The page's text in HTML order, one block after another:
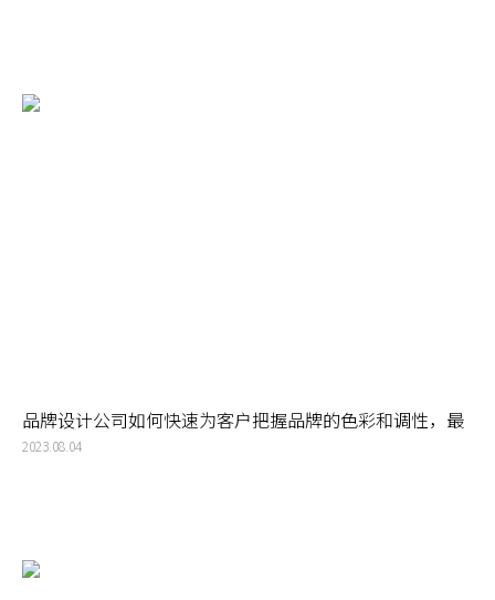
品牌设计公司如何快速为客户把握品牌的色彩和调性，最
大化塑造品牌的商业价值——让消费者喜欢
2023.08.04